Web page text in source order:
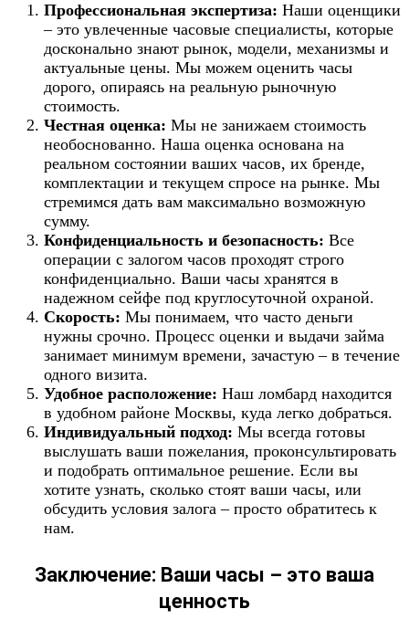
Профессиональная экспертиза: Наши оценщики
– это увлеченные часовые специалисты, которые
досконально знают рынок, модели, механизмы и
актуальные цены. Мы можем оценить часы
дорого, опираясь на реальную рыночную
стоимость.
Честная оценка: Мы не занижаем стоимость
необоснованно. Наша оценка основана на
реальном состоянии ваших часов, их бренде,
комплектации и текущем спросе на рынке. Мы
стремимся дать вам максимально возможную
сумму.
Конфиденциальность и безопасность: Все
операции с залогом часов проходят строго
конфиденциально. Ваши часы хранятся в
надежном сейфе под круглосуточной охраной.
Скорость: Мы понимаем, что часто деньги
нужны срочно. Процесс оценки и выдачи займа
занимает минимум времени, зачастую – в течение
одного визита.
Удобное расположение: Наш ломбард находится
в удобном районе Москвы, куда легко добраться.
Индивидуальный подход: Мы всегда готовы
выслушать ваши пожелания, проконсультировать
и подобрать оптимальное решение. Если вы
хотите узнать, сколько стоят ваши часы, или
обсудить условия залога – просто обратитесь к
нам.
Заключение: Ваши часы – это ваша
ценность